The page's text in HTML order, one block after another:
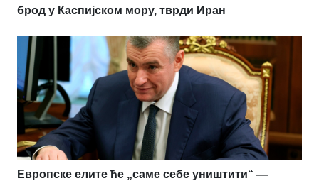
брод у Каспијском мору, тврди Иран
Европске елите ће „саме себе уништити“ —